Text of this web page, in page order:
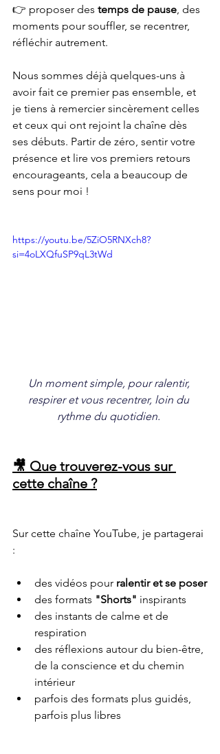
👉 proposer des temps de pause , des
moments pour souffler, se recentrer,
réfléchir autrement.
Nous sommes déjà quelques-uns à
avoir fait ce premier pas ensemble, et
je tiens à remercier sincèrement celles
et ceux qui ont rejoint la chaîne dès
ses débuts. Partir de zéro, sentir votre
présence et lire vos premiers retours
encourageants, cela a beaucoup de
sens pour moi !
https://youtu.be/5ZiO5RNXch8?
si=4oLXQfuSP9qL3tWd
Un moment simple, pour ralentir,
respirer et vous recentrer, loin du
rythme du quotidien.
🎥 Que trouverez-vous sur
cette chaîne ?
Sur cette chaîne YouTube, je partagerai
:
des vidéos pour ralentir et se poser
des formats "Shorts" inspirants
des instants de calme et de
respiration
des réflexions autour du bien-être,
de la conscience et du chemin
intérieur
parfois des formats plus guidés,
parfois plus libres